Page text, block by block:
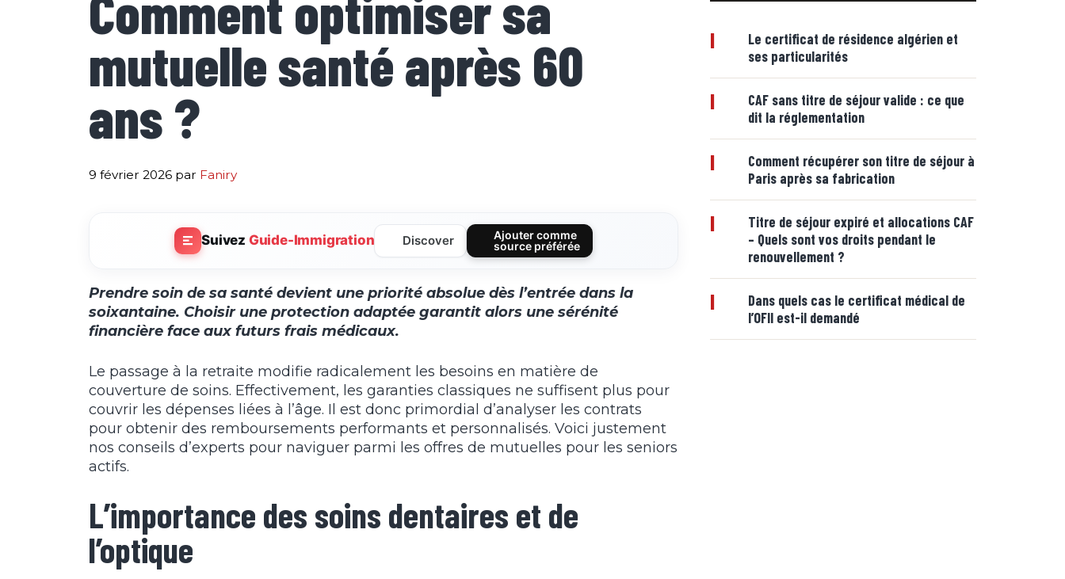
mutuelle santé après 60
ans ?
9 février 2026 par Faniry
Suivez Guide-Immigration Discover
Ajouter comme
source préférée
Prendre soin de sa santé devient une priorité absolue dès l’entrée dans la
soixantaine. Choisir une protection adaptée garantit alors une sérénité
financière face aux futurs frais médicaux.
Le passage à la retraite modifie radicalement les besoins en matière de
couverture de soins. Effectivement, les garanties classiques ne suffisent plus pour
couvrir les dépenses liées à l’âge. Il est donc primordial d’analyser les contrats
pour obtenir des remboursements performants et personnalisés. Voici justement
nos conseils d’experts pour naviguer parmi les offres de mutuelles pour les seniors
actifs.
L’importance des soins dentaires et de
l’optique
|
Le certificat de résidence algérien et
ses particularités
|
CAF sans titre de séjour valide : ce que
dit la réglementation
|
Comment récupérer son titre de séjour à
Paris après sa fabrication
|
Titre de séjour expiré et allocations CAF
– Quels sont vos droits pendant le
renouvellement ?
|
Dans quels cas le certificat médical de
l’OFII est-il demandé